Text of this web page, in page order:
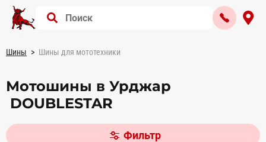
Шины Шины для мототехники
Мотошины в Урджар
DOUBLESTAR
Фильтр